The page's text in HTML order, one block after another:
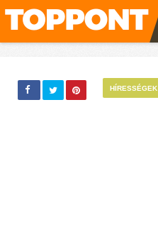
HÍRESSÉGEK